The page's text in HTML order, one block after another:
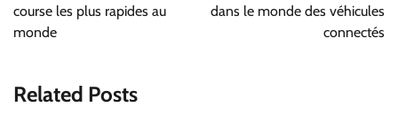
l’article
course les plus rapides au
monde
dans le monde des véhicules
connectés
Related Posts